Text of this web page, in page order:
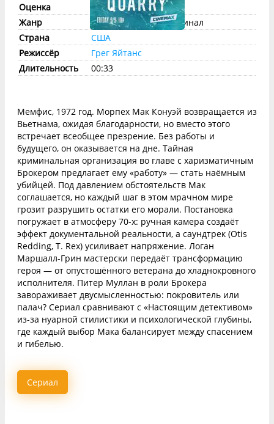
Оценка imdb:8КП:7.3
Жанр
триллер, драма, криминал
Страна
США
Режиссёр
Грег Яйтанс
Длительность
00:33
Мемфис, 1972 год. Морпех Мак Конуэй возвращается из
Вьетнама, ожидая благодарности, но вместо этого
встречает всеобщее презрение. Без работы и
будущего, он оказывается на дне. Тайная
криминальная организация во главе с харизматичным
Брокером предлагает ему «работу» — стать наёмным
убийцей. Под давлением обстоятельств Мак
соглашается, но каждый шаг в этом мрачном мире
грозит разрушить остатки его морали. Постановка
погружает в атмосферу 70-х: ручная камера создаёт
эффект документальной реальности, а саундтрек (Otis
Redding, T. Rex) усиливает напряжение. Логан
Маршалл-Грин мастерски передаёт трансформацию
героя — от опустошённого ветерана до хладнокровного
исполнителя. Питер Муллан в роли Брокера
завораживает двусмысленностью: покровитель или
палач? Сериал сравнивают с «Настоящим детективом»
из-за нуарной стилистики и психологической глубины,
где каждый выбор Мака балансирует между спасением
и гибелью.
Сериал